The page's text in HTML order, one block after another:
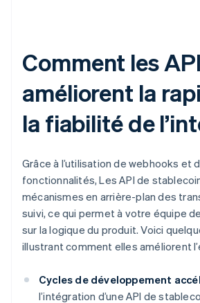
Comment les API
améliorent la
la fiabilité de
Grâce à l’utilisation de webhooks et
fonctionnalités, Les API de
mécanismes en arrière-plan des
suivi, ce qui permet à votre équipe
sur la logique du produit. Voici
illustrant comment elles améliorent
Cycles de développement
l’intégration d’une API de